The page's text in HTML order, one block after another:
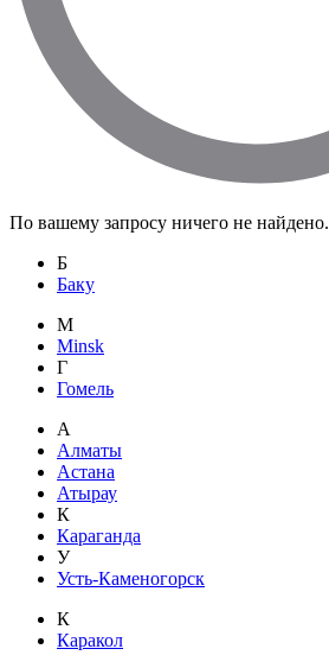
По вашему запросу ничего не найдено.
Б
Баку
M
Minsk
Г
Гомель
А
Алматы
Астана
Атырау
К
Караганда
У
Усть-Каменогорск
К
Каракол